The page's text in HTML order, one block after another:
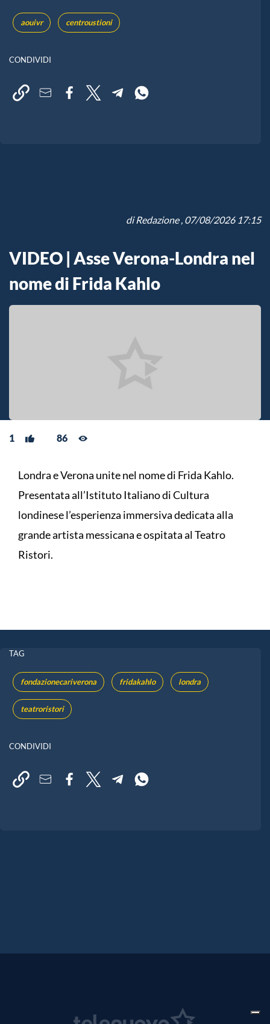
aouivr centroustioni
CONDIVIDI
diRedazione, 07/08/2026 17:15
VIDEO | Asse Verona-Londra nel
nome di Frida Kahlo
1 86
Londra e Verona unite nel nome di Frida Kahlo.
Presentata all’Istituto Italiano di Cultura
londinese l’esperienza immersiva dedicata alla
grande artista messicana e ospitata al Teatro
Ristori.
TAG
fondazionecariverona fridakahlo londra
teatroristori
CONDIVIDI